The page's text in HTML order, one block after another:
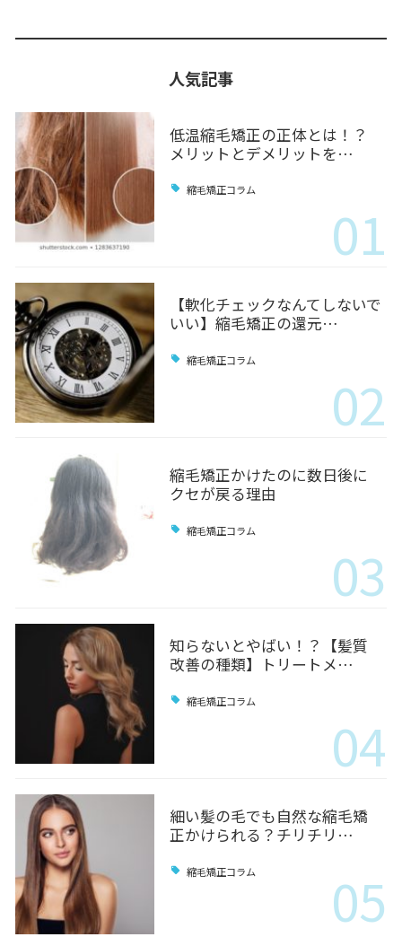
人気記事
低温縮毛矯正の正体とは！？
メリットとデメリットを…
縮毛矯正コラム
01
【軟化チェックなんてしないで
いい】縮毛矯正の還元…
縮毛矯正コラム
02
縮毛矯正かけたのに数日後に
クセが戻る理由
縮毛矯正コラム
03
知らないとやばい！？【髪質
改善の種類】トリートメ…
縮毛矯正コラム
04
細い髪の毛でも自然な縮毛矯
正かけられる？チリチリ…
縮毛矯正コラム 05